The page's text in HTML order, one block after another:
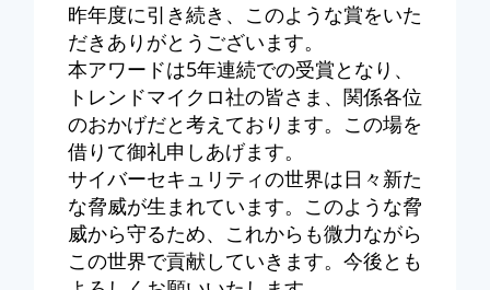
昨年度に引き続き、このような賞をいた
だきありがとうございます。
本アワードは5年連続での受賞となり、
トレンドマイクロ社の皆さま、関係各位
のおかげだと考えております。この場を
借りて御礼申しあげます。
サイバーセキュリティの世界は日々新た
な脅威が生まれています。このような脅
威から守るため、これからも微力ながら
この世界で貢献していきます。今後とも